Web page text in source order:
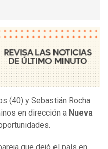
(40) y Sebastián Rocha
en dirección a Nueva